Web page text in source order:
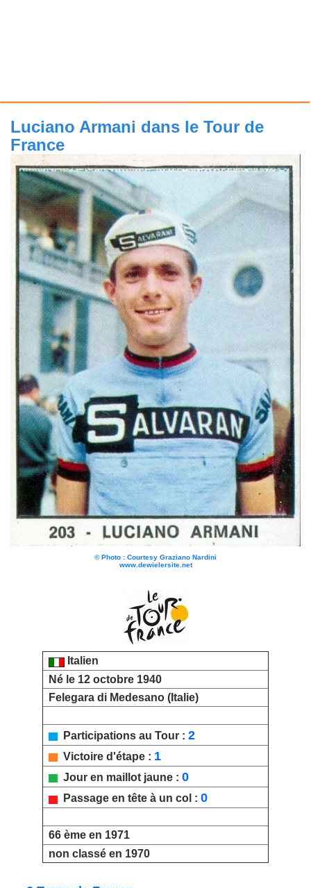
Luciano Armani dans le Tour de
France
© Photo : Courtesy Graziano Nardini
www.dewielersite.net
Italien
Né le 12 octobre 1940
Felegara di Medesano (Italie)
Participations au Tour : 2
Victoire d'étape : 1
Jour en maillot jaune : 0
Passage en tête à un col : 0
66 ème en 1971
non classé en 1970